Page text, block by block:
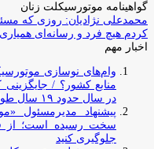
گواهینامه موتورسیکلت زنان
محمدعلی نژادیان: روزی که
کردم هیچ فرد و رسانه‌ای
اخبار مهم
وام‌های نوسازی
در سال حدود ۱۹ سال طول می‌کشد
پیشنهاد مدیرمسئول
سخت رسیده است؛ از
جلوگیری کنید